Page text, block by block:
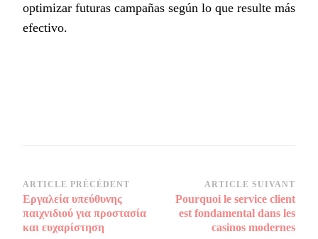
optimizar futuras campañas según lo que resulte más
efectivo.
Navigation
d’article
ARTICLE PRÉCÉDENT
Εργαλεία υπεύθυνης
παιχνιδιού για προστασία
και ευχαρίστηση
ARTICLE SUIVANT
Pourquoi le service client
est fondamental dans les
casinos modernes